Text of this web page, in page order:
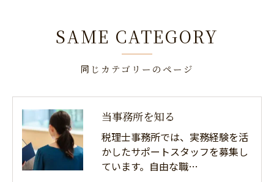
同じカテゴリーのページ
SAME CATEGORY
当事務所を知る
税理士事務所では、実務経験を活
かしたサポートスタッフを募集し
ています。自由な職…